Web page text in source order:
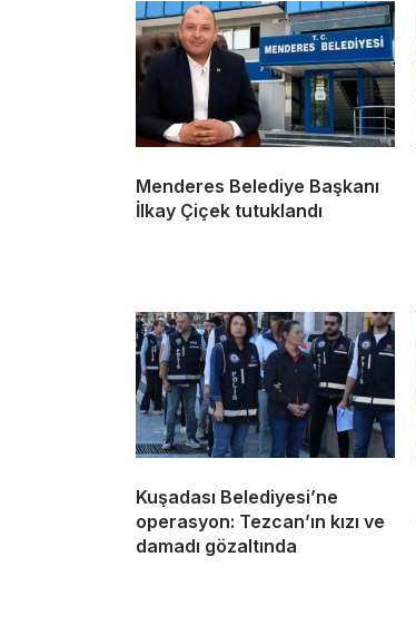
Menderes Belediye Başkanı
İlkay Çiçek tutuklandı
Kuşadası Belediyesi’ne
operasyon: Tezcan’ın kızı ve
damadı gözaltında